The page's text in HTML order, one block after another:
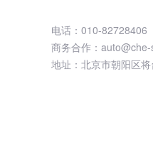
电话：010-82728406
商务合作：
地址：北京市朝阳区